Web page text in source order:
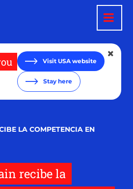
Visit USA website
Stay here
LA COMPETENCIA EN
recibe la